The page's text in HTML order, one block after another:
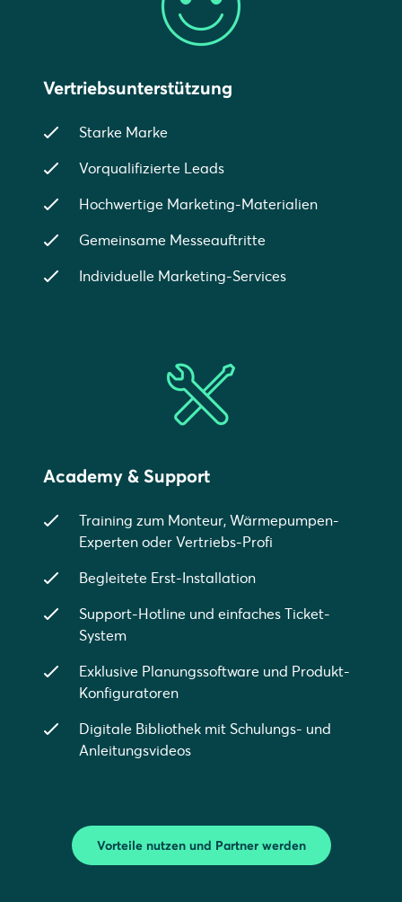
Vertriebsunterstützung
Starke Marke
Vorqualifizierte Leads
Hochwertige Marketing-Materialien
Gemeinsame Messeauftritte
Individuelle Marketing-Services
Academy & Support
Training zum Monteur, Wärmepumpen-
Experten oder Vertriebs-Profi
Begleitete Erst-Installation
Support-Hotline und einfaches Ticket-
System
Exklusive Planungssoftware und Produkt-
Konfiguratoren
Digitale Bibliothek mit Schulungs- und
Anleitungsvideos
Vorteile nutzen und Partner werden